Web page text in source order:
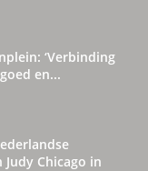
‘Verbinding
en...
Chicago in